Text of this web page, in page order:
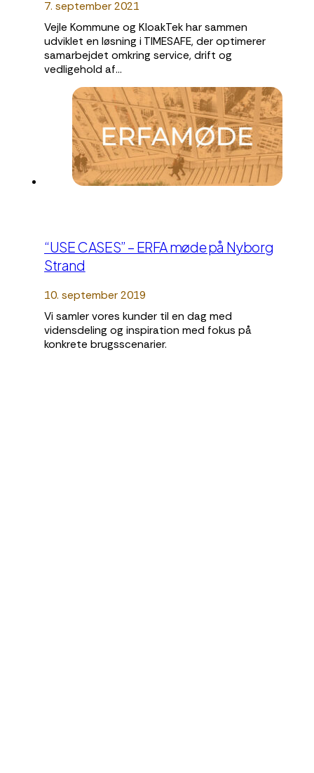
7. september 2021
Vejle Kommune og KloakTek har sammen
udviklet en løsning i TIMESAFE, der optimerer
samarbejdet omkring service, drift og
vedligehold af…
“USE CASES” – ERFA møde på Nyborg
Strand
10. september 2019
Vi samler vores kunder til en dag med
vidensdeling og inspiration med fokus på
konkrete brugsscenarier.